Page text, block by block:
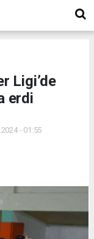
Ligi’de
erdi
- 01:55